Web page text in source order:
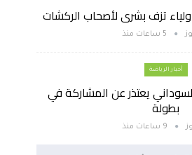
تزف بشرى لأصحاب الركشات
5 ساعات منذ
أخبار الرياضة
يعتذر عن المشاركة في
بطولة
9 ساعات منذ